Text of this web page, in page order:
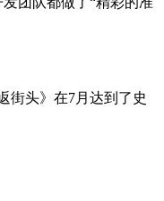
街头》在7月达到了史